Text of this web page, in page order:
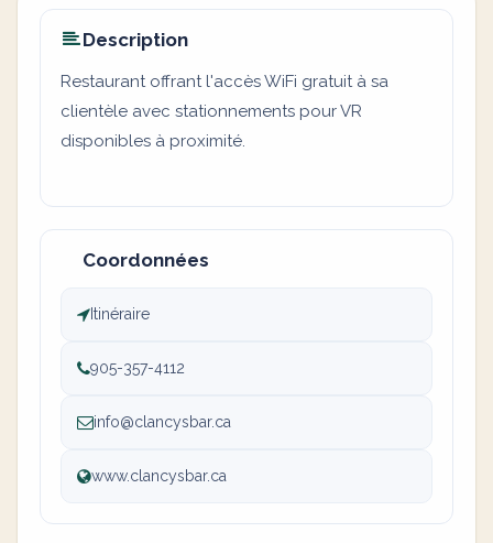
Description
Restaurant offrant l'accès WiFi gratuit à sa
clientèle avec stationnements pour VR
disponibles à proximité.
Coordonnées
Itinéraire
905-357-4112
info@clancysbar.ca
www.clancysbar.ca